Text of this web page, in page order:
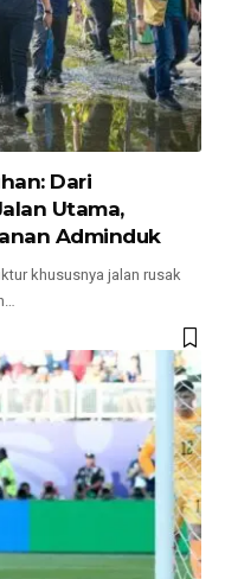
Dari
Utama,
Adminduk
khususnya jalan rusak